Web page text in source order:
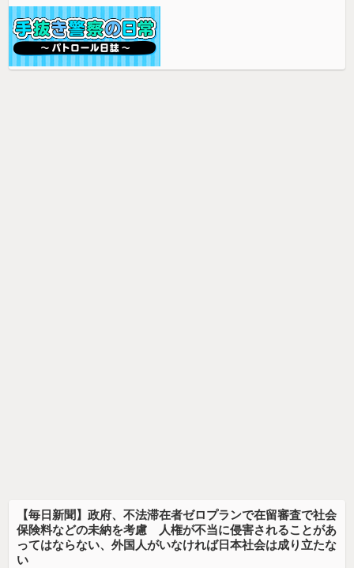
【毎日新聞】政府、不法滞在者ゼロプランで在留審査で社会
保険料などの未納を考慮 人権が不当に侵害されることがあ
ってはならない、外国人がいなければ日本社会は成り立たな
い